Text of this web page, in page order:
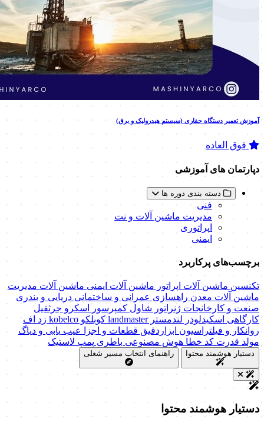
آموزش تعمیر دستگاه حفاری (سیستم هیدرولیک و برق)
فوق العاده
دپارتمان های آموزشی
دسته بندی دوره ها
فنی
مدیریت ماشین آلات و نت
اپراتوری
ایمنی
برچسب‌های پرکاربرد
تکنسین ماشین آلات اپراتور ماشین آلات ایمنی ماشین آلات مدیریت
ماشین آلات معدن راهسازی عمرانی و ساختمانی دریایی و بندری
صنعت و کارخانجات ژنراتور شاول کمپرسور اسکرو جرثقیل
کارگاهی اسکیدلودر لندمسترlandmaster کوبلکو kobelco زد اف
روانکار و فیلتراسیونابزاردقیق قطعات و اجزا
عیب یابی و دیاگ
مولد قدرت کد خطا هوش مصنوعی باطری پمپ لاستیک
دستیار هوشمند محتوا راهنمای انتخاب مسیر شغلی
دستیار هوشمند محتوا